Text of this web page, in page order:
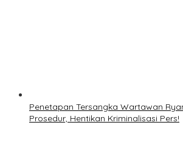
Penetapan Tersangka Wartawan
Prosedur, Hentikan Kriminalisasi Pers!